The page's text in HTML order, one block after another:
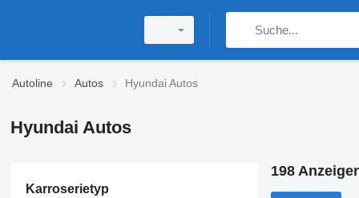
Autoline Autos Hyundai Autos
Hyundai Autos
Karroserietyp
198